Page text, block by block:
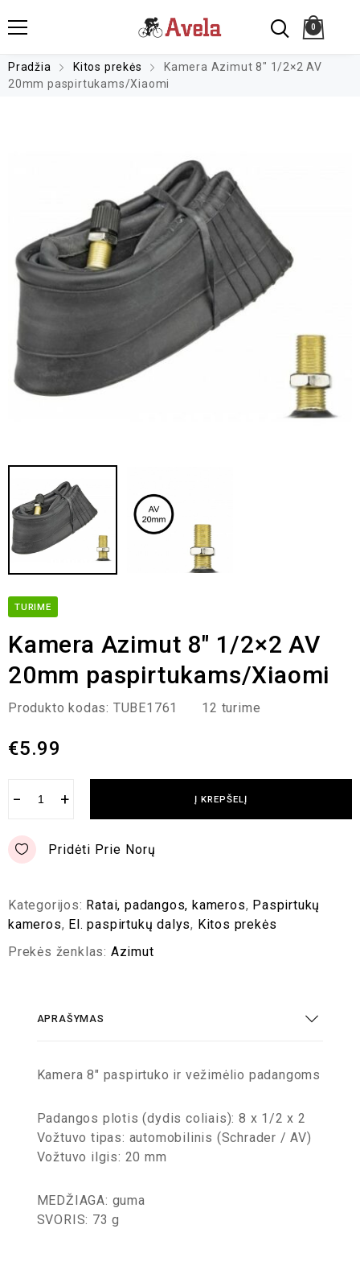
0
Pradžia Kitos prekės
Kamera Azimut 8″ 1/2×2 AV
20mm paspirtukams/Xiaomi
TURIME
Kamera Azimut 8″ 1/2×2 AV
20mm paspirtukams/Xiaomi
Produkto kodas: TUBE1761 12 turime
€5.99
− + Į KREPŠELĮ
Pridėti Prie Norų
Kategorijos: Ratai, padangos, kameros, Paspirtukų
kameros, El. paspirtukų dalys, Kitos prekės
Prekės ženklas: Azimut
APRAŠYMAS
Kamera 8″ paspirtuko ir vežimėlio padangoms
Padangos plotis (dydis coliais): 8 x 1/2 x 2
Vožtuvo tipas: automobilinis (Schrader / AV)
Vožtuvo ilgis: 20 mm
MEDŽIAGA: guma
SVORIS: 73 g